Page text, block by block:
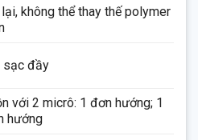
không thể thay thế polymer
sạc đầy
với 2 micrô: 1 đơn hướng; 1
hướng